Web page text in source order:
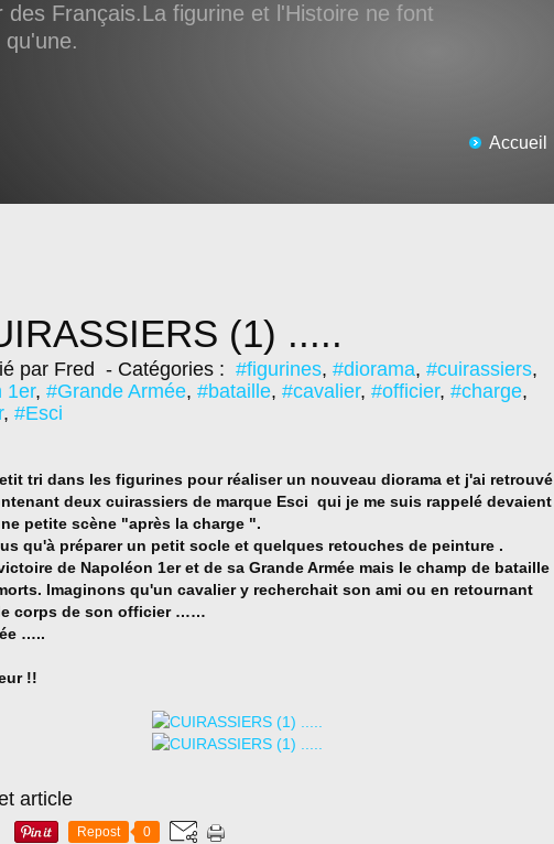
des Français.La figurine et l'Histoire ne font
qu'une.
Accueil
(1) .....
par Fred - Catégories : #figurines, #diorama, #cuirassiers,
1er, #Grande Armée, #bataille, #cavalier, #officier, #charge,
, #Esci
tri dans les figurines pour réaliser un nouveau diorama et j'ai retrouvé
deux cuirassiers de marque Esci qui je me suis rappelé devaient
petite scène "après la charge ".
qu'à préparer un petit socle et quelques retouches de peinture .
de Napoléon 1er et de sa Grande Armée mais le champ de bataille
Imaginons qu'un cavalier y recherchait son ami ou en retournant
corps de son officier ……
…..
!!
article
Repost 0